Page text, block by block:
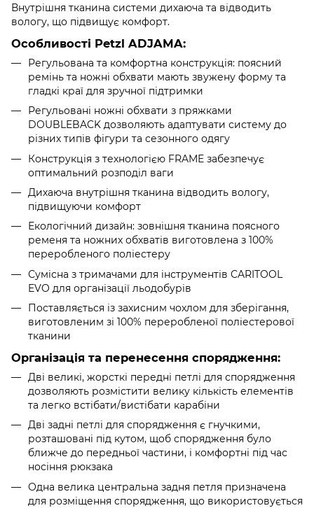
Внутрішня тканина системи дихаюча та відводить
вологу, що підвищує комфорт.
Особливості Petzl ADJAMA:
Регульована та комфортна конструкція: поясний
ремінь та ножні обхвати мають звужену форму та
гладкі краї для зручної підтримки
Регульовані ножні обхвати з пряжками
DOUBLEBACK дозволяють адаптувати систему до
різних типів фігури та сезонного одягу
Конструкція з технологією FRAME забезпечує
оптимальний розподіл ваги
Дихаюча внутрішня тканина відводить вологу,
підвищуючи комфорт
Екологічний дизайн: зовнішня тканина поясного
ременя та ножних обхватів виготовлена з 100%
переробленого поліестеру
Сумісна з тримачами для інструментів CARITOOL
EVO для організації льодобурів
Поставляється із захисним чохлом для зберігання,
виготовленим зі 100% переробленої поліестерової
тканини
Організація та перенесення спорядження:
Дві великі, жорсткі передні петлі для спорядження
дозволяють розмістити велику кількість елементів
та легко встібати/вистібати карабіни
Дві задні петлі для спорядження є гнучкими,
розташовані під кутом, щоб спорядження було
ближче до передньої частини, і комфортні під час
носіння рюкзака
Одна велика центральна задня петля призначена
для розміщення спорядження, що використовується